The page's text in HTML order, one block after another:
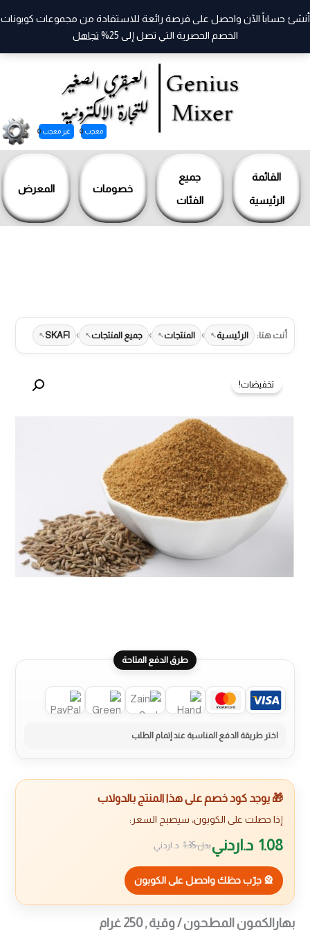
القائمة
الرئيسية
جميع
الفئات
خصومات المعرض
معجب 0 غير معجب 0
أنشئ حساباً الآن واحصل على فرصة رائعة للاستفادة من مجموعات كوبونات
الخصم الحصرية التي تصل إلى 25%
تجاهل
تخطي
أنت هنا: الرئيسية › المنتجات › جميع المنتجات ›
SKAFI
تخفيضات!
طرق الدفع المتاحة
🎁 يوجد كود خصم على هذا المنتج بالدولاب
إذا حصلت على الكوبون، سيصبح السعر:
1.08 د.اردنيبدل1.35 د.اردني
🎡 جرّب حظك واحصل على الكوبون
بهارالكمون المطحون / وقية , 250 غرام